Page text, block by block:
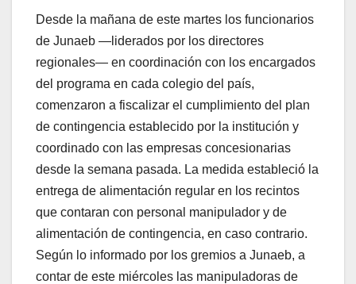
Desde la mañana de este martes los funcionarios
de Junaeb —liderados por los directores
regionales— en coordinación con los encargados
del programa en cada colegio del país,
comenzaron a fiscalizar el cumplimiento del plan
de contingencia establecido por la institución y
coordinado con las empresas concesionarias
desde la semana pasada. La medida estableció la
entrega de alimentación regular en los recintos
que contaran con personal manipulador y de
alimentación de contingencia, en caso contrario.
Según lo informado por los gremios a Junaeb, a
contar de este miércoles las manipuladoras de